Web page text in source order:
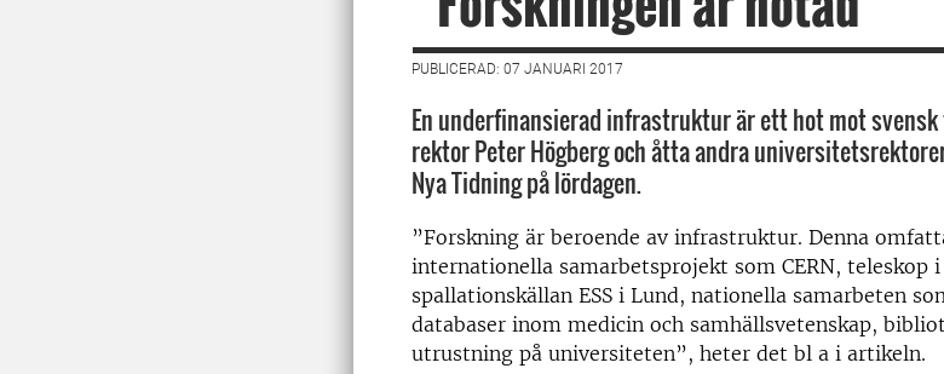
PUBLICERAD: 07 JANUARI 2017
En underfinansierad infrastruktur är ett hot mot
rektor Peter Högberg och åtta andra
Nya Tidning på lördagen.
”Forskning är beroende av infrastruktur. Denna
internationella samarbetsprojekt som CERN, teleskop
spallationskällan ESS i Lund, nationella samarbeten
databaser inom medicin och samhällsvetenskap,
utrustning på universiteten”, heter det bl a i artikeln.